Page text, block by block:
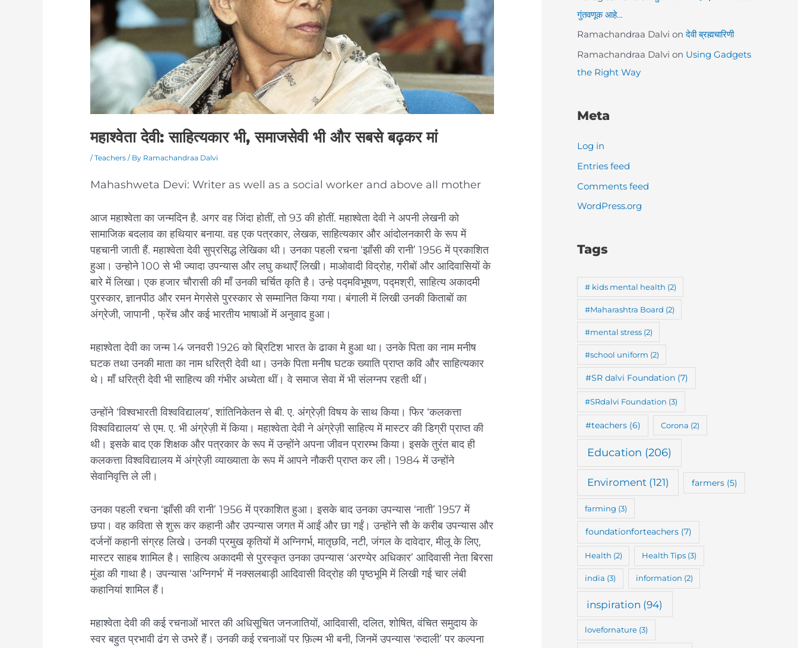
महाश्वेता देवी: साहित्यकार भी, समाजसेवी भी और सबसे बढ़कर मां
/Teachers / By Ramachandraa Dalvi
Mahashweta Devi: Writer as well as a social worker and above all mother
आज महाश्वेता का जन्मदिन है. अगर वह जिंदा होतीं, तो 93 की होतीं. महाश्वेता देवी ने अपनी लेखनी को
सामाजिक बदलाव का हथियार बनाया. वह एक पत्रकार, लेखक, साहित्यकार और आंदोलनकारी के रूप में
पहचानी जाती हैं. महाश्वेता देवी सुप्रसिद्ध लेखिका थी। उनका पहली रचना ‘झाँसी की रानी’ 1956 में प्रकाशित
हुआ। उन्होने 100 से भी ज्यादा उपन्यास और लघु कथाएँ लिखी। माओवादी विद्रोह, गरीबों और आदिवासियों के
बारे में लिखा। एक हजार चौरासी की माँ उनकी चर्चित कृति है। उन्हे पद्मविभूषण, पद्मश्री, साहित्य अकादमी
पुरस्कार, ज्ञानपीठ और रमन मेगसेसे पुरस्कार से सम्मानित किया गया। बंगाली में लिखी उनकी किताबों का
अंग्रेजी, जापानी , फ्रेंच और कई भारतीय भाषाओं में अनुवाद हुआ।
महाश्वेता देवी का जन्म 14 जनवरी 1926 को ब्रिटिश भारत के ढाका मे हुआ था। उनके पिता का नाम मनीष
घटक तथा उनकी माता का नाम धरित्री देवी था। उनके पिता मनीष घटक ख्याति प्राप्त कवि और साहित्यकार
थे। माँ धरित्री देवी भी साहित्य की गंभीर अध्येता थीं। वे समाज सेवा में भी संलग्नप रहती थीं।
उन्होंने ‘विश्वभारती विश्वविद्यालय’, शांतिनिकेतन से बी. ए. अंग्रेज़ी विषय के साथ किया। फिर ‘कलकत्ता
विश्वविद्यालय’ से एम. ए. भी अंग्रेज़ी में किया। महाश्वेता देवी ने अंग्रेज़ी साहित्य में मास्टर की डिग्री प्राप्त की
थी। इसके बाद एक शिक्षक और पत्रकार के रूप में उन्होंने अपना जीवन प्रारम्भ किया। इसके तुरंत बाद ही
कलकत्ता विश्वविद्यालय में अंग्रेज़ी व्याख्याता के रूप में आपने नौकरी प्राप्त कर ली। 1984 में उन्होंने
सेवानिवृत्ति ले ली।
उनका पहली रचना ‘झाँसी की रानी’ 1956 में प्रकाशित हुआ। इसके बाद उनका उपन्यास ‘नाती’ 1957 में
छपा। वह कविता से शुरू कर कहानी और उपन्यास जगत में आईं और छा गईं। उन्होंने सौ के करीब उपन्यास और
दर्जनों कहानी संग्रह लिखे। उनकी प्रमुख कृतियों में अग्निगर्भ, मातृछवि, नटी, जंगल के दावेदार, मीलू के लिए,
मास्टर साहब शामिल है। साहित्य अकादमी से पुरस्कृत उनका उपन्यास ‘अरण्येर अधिकार’ आदिवासी नेता बिरसा
मुंडा की गाथा है। उपन्यास ‘अग्निगर्भ’ में नक्सलबाड़ी आदिवासी विद्रोह की पृष्ठभूमि में लिखी गई चार लंबी
कहानियां शामिल हैं।
महाश्वेता देवी की कई रचनाओं भारत की अधिसूचित जनजातियों, आदिवासी, दलित, शोषित, वंचित समुदाय के
स्वर बहुत प्रभावी ढंग से उभरे हैं। उनकी कई रचनाओं पर फ़िल्म भी बनी, जिनमें उपन्यास ‘रुदाली’ पर कल्पना
गुंतवणूक आहे…
Ramachandraa Dalvi onदेवी ब्रह्मचारिणी
Ramachandraa Dalvi on Using Gadgets
the Right Way
Meta
Log in
Entries feed
Comments feed
WordPress.org
Tags
# kids mental health (2)
#Maharashtra Board (2)
#mental stress(2)
#school uniform (2)
#SR dalvi Foundation(7)
#SRdalvi Foundation (3)
#teachers(6) Corona (2)
Education (206)
Enviroment(121) farmers(5)
farming (3)
foundationforteachers(7)
Health (2) Health Tips (3)
india (3) information (2)
inspiration (94)
lovefornature(3)